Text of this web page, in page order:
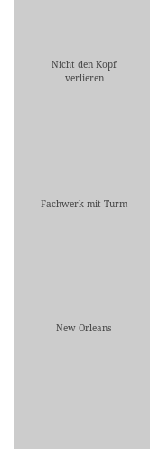
Nicht den Kopf
verlieren
Fachwerk mit Turm
New Orleans